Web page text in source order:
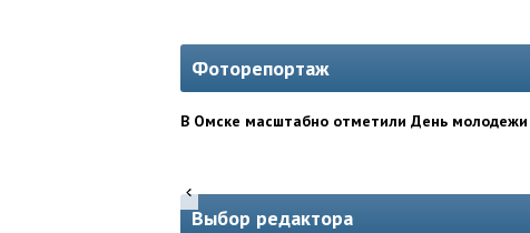
Фоторепортаж
В Омске масштабно отметили День молодежи
Выбор редактора